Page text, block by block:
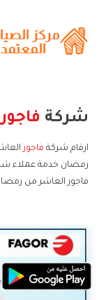
شركة فاجور
ارقام شركة فاجور
رمضان خدمة عملاء
فاجور العاشر من